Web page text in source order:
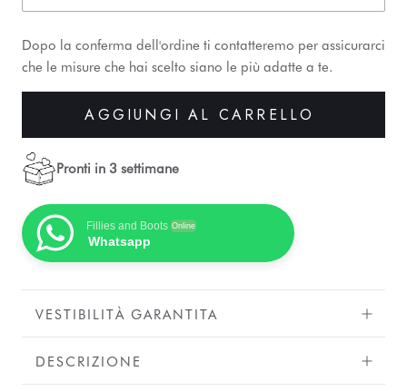
Dopo la conferma dell'ordine ti contatteremo per assicurarci
che le misure che hai scelto siano le più adatte a te.
AGGIUNGI AL CARRELLO
Pronti in 3 settimane
Fillies and Boots Online
Whatsapp
VESTIBILITÀ GARANTITA
DESCRIZIONE